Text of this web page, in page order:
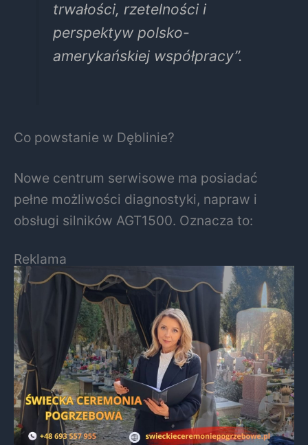
trwałości, rzetelności i
perspektyw polsko-
amerykańskiej współpracy”.
Co powstanie w Dęblinie?
Nowe centrum serwisowe ma posiadać
pełne możliwości diagnostyki, napraw i
obsługi silników AGT1500. Oznacza to:
Reklama